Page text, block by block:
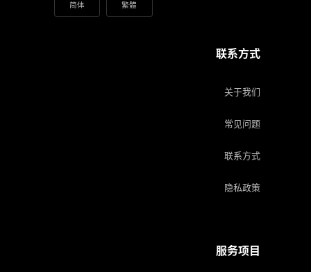
简体 繁體
联系方式
关于我们
常见问题
联系方式
隐私政策
服务项目